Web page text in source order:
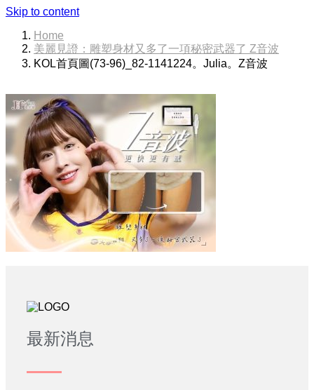
Skip to content
Home
美麗見證：雕塑身材又多了一項秘密武器了 Z音波
KOL首頁圖(73-96)_82-1141224。Julia。Z音波
最新消息